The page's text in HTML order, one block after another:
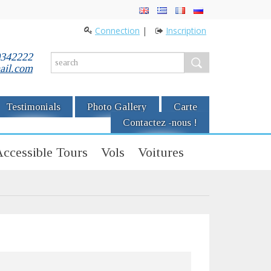
Connection | Inscription
Testimonials Photo Gallery
Carte
Contactez -nous !
Tours Vols Voitures